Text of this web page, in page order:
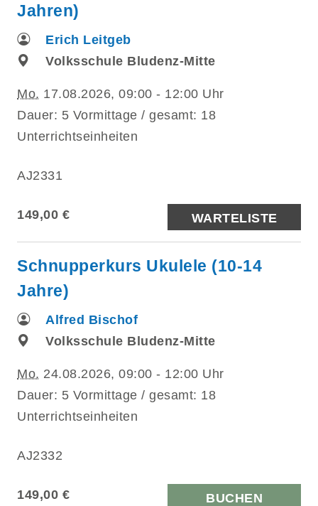
Jahren)
Erich Leitgeb
Volksschule Bludenz-Mitte
Mo. 17.08.2026, 09:00 - 12:00 Uhr
Dauer: 5 Vormittage / gesamt: 18
Unterrichtseinheiten
AJ2331
149,00 € WARTELISTE
Schnupperkurs Ukulele (10-14
Jahre)
Alfred Bischof
Volksschule Bludenz-Mitte
Mo. 24.08.2026, 09:00 - 12:00 Uhr
Dauer: 5 Vormittage / gesamt: 18
Unterrichtseinheiten
AJ2332
149,00 € BUCHEN